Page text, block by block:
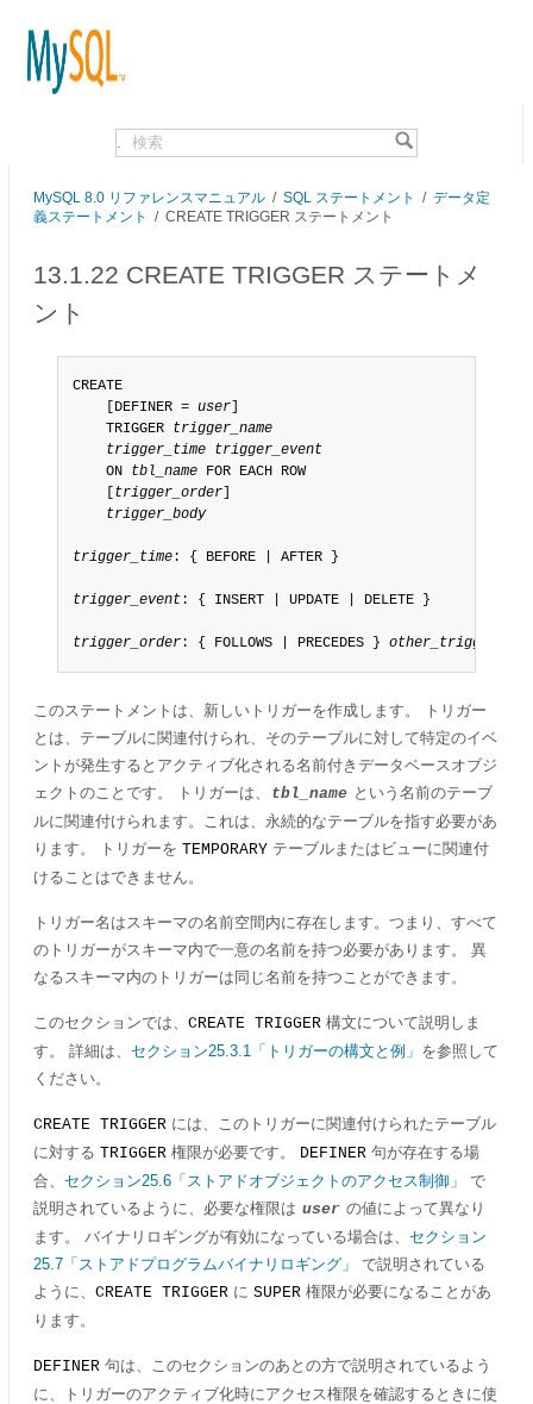
MySQL 8.0 リファレンスマニュアル / SQL ステートメント / データ定
義ステートメント
/ CREATE TRIGGER ステートメント
13.1.22 CREATE TRIGGER ステートメ
ント
CREATE
    [DEFINER =
user
    TRIGGER
trigger_name
trigger_time trigger_event
    ON
tbl_name FOR EACH ROW
trigger_order
trigger_body
trigger_time: { BEFORE | AFTER }
trigger_event: { INSERT | UPDATE | DELETE }
trigger_order: { FOLLOWS | PRECEDES }
このステートメントは、新しいトリガーを作成します。 トリガー
とは、テーブルに関連付けられ、そのテーブルに対して特定のイベ
ントが発生するとアクティブ化される名前付きデータベースオブジ
ェクトのことです。 トリガーは、
tbl_name という名前のテーブ
ルに関連付けられます。これは、永続的なテーブルを指す必要があ
ります。 トリガーを TEMPORARY テーブルまたはビューに関連付
けることはできません。
トリガー名はスキーマの名前空間内に存在します。つまり、すべて
のトリガーがスキーマ内で一意の名前を持つ必要があります。 異
なるスキーマ内のトリガーは同じ名前を持つことができます。
このセクションでは、 CREATE TRIGGER 構文について説明しま
す。 詳細は、 セクション25.3.1「トリガーの構文と例」 を参照して
ください。
CREATE TRIGGER には、このトリガーに関連付けられたテーブル
に対する TRIGGER 権限が必要です。 DEFINER 句が存在する場
合、 セクション25.6「ストアドオブジェクトのアクセス制御」
で
説明されているように、必要な権限は user の値によって異なり
ます。 バイナリロギングが有効になっている場合は、 セクション
25.7「ストアドプログラムバイナリロギング」
で説明されている
ように、 CREATE TRIGGER に SUPER 権限が必要になることがあ
ります。
DEFINER 句は、このセクションのあとの方で説明されているよう
に、トリガーのアクティブ化時にアクセス権限を確認するときに使